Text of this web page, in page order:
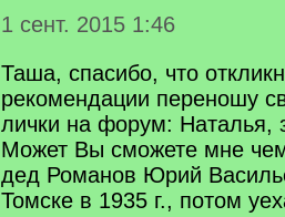
1 сент. 2015 1:46
Таша, спасибо, что
рекомендации переношу
лички на форум: Наталья,
Может Вы сможете мне
дед Романов Юрий
Томске в 1935 г., потом